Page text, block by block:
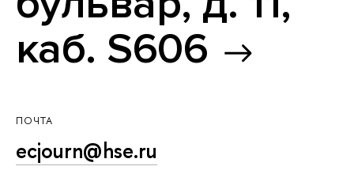
каб. S606
ПОЧТА
ecjourn@hse.ru